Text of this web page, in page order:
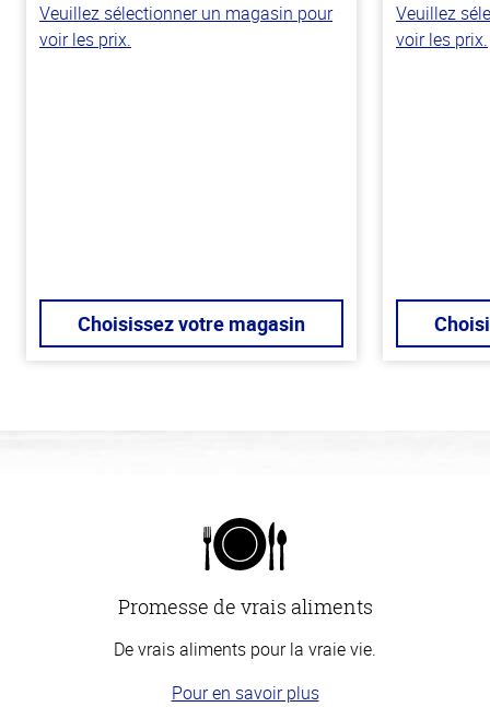
Veuillez sélectionner un magasin pour
voir les prix.
Choisissez votre magasin
Veuillez
voir les prix.
Promesse de vrais aliments
De vrais aliments pour la vraie vie.
Pour en savoir plus